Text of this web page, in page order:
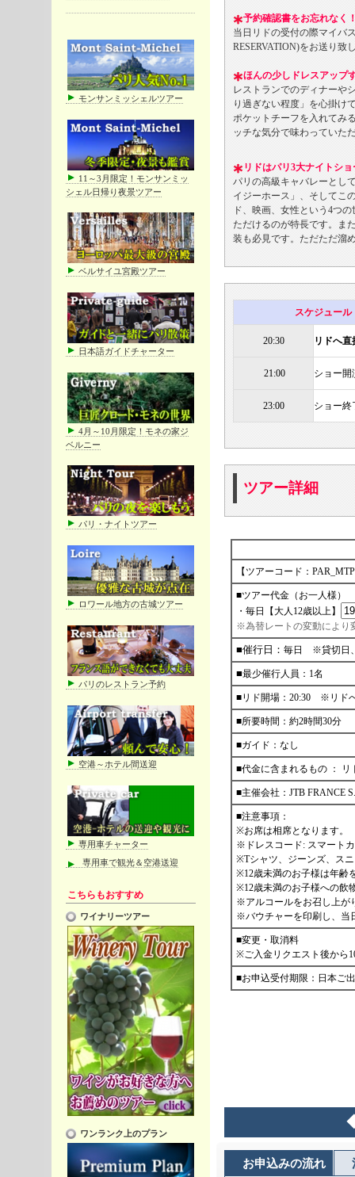
予約確認書をお忘れなく
当日リドの受付の際マイバ
RESERVATION)をお送り致
ほんの少しドレスアップ
レストランでのディナーや
り過ぎない程度」を心掛け
ポケットチーフを入れてみ
ッチな気分で味わっていた
リドはパリ3大ナイトシ
パリの高級キャバレーとし
イジーホース」、そしてこ
ド、映画、女性という4つ
ただけるのが特長です。ま
装も必見です。ただただ溜
スケジュール
20:30 リドへ
21:00 ショー開
23:00 ショー終
ツアー詳細
お申込みの流れ
モンサンミッシェルツアー
11～3月限定！モンサンミッ
シェル日帰り夜景ツアー
ベルサイユ宮殿ツアー
日本語ガイドチャーター
4月～10月限定！モネの家ジ
ベルニー
パリ・ナイトツアー
ロワール地方の古城ツアー
パリのレストラン予約
空港～ホテル間送迎
専用車チャーター
専用車で観光＆空港送迎
こちらもおすすめ
ワイナリーツアー
ワンランク上のプラン